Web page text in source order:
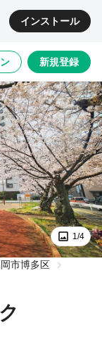
インストール
新規登録
1/4
市博多区